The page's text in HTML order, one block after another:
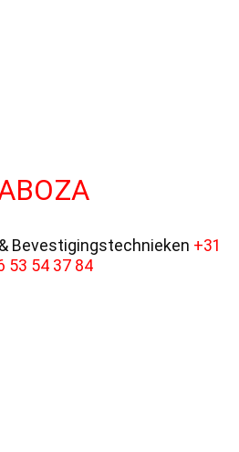
Bevestigingstechnieken +31
53 54 37 84